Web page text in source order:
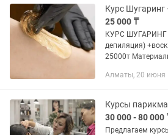
25 000 ₸
КУРС ШУГАРИНГ
депиляция) +воск ЦЕНА ПО АКЦИИ -
25000т Материалы включены в курс!
длится 1 день — и
научиться...
Алматы, 20 июня
30 000 - 80 000
Предлагаем